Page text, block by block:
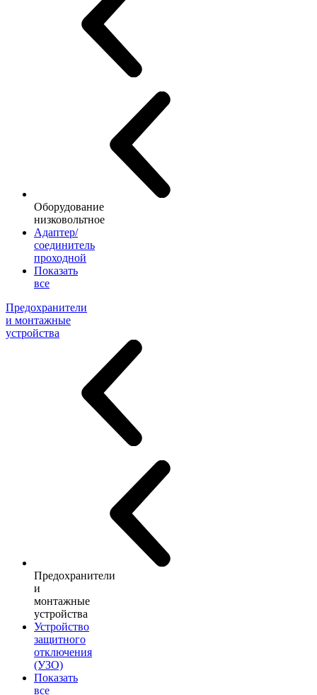
Оборудование
низковольтное
Адаптер/
соединитель
проходной
Показать
все
Предохранители
и монтажные
устройства
Предохранители
и
монтажные
устройства
Устройство
защитного
отключения
(УЗО)
Показать
все